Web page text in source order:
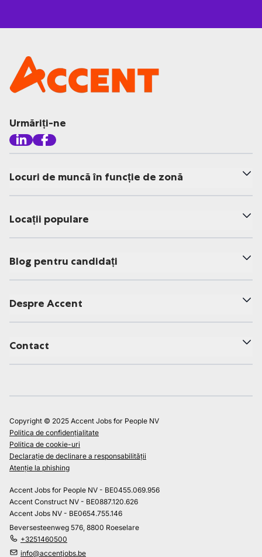
Urmăriți-ne
Locuri de muncă în funcție de zonă
Locații populare
Blog pentru candidați
Despre Accent
Contact
Copyright © 2025 Accent Jobs for People NV
Politica de confidențialitate
Politica de cookie-uri
Declarație de declinare a responsabilității
Atenție la phishing
Accent Jobs for People NV - BE0455.069.956
Accent Construct NV - BE0887.120.626
Accent Jobs NV - BE0654.755.146
Beversesteenweg 576, 8800 Roeselare
+3251460500
info@accentjobs.be